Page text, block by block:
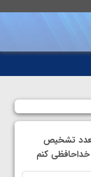
تشخیص
خداحافظی کنم